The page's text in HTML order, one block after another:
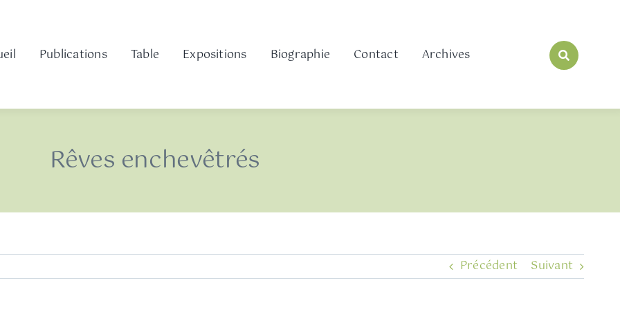
Publications Table Expositions Biographie Contact Archives
Rêves enchevêtrés
Précédent Suivant